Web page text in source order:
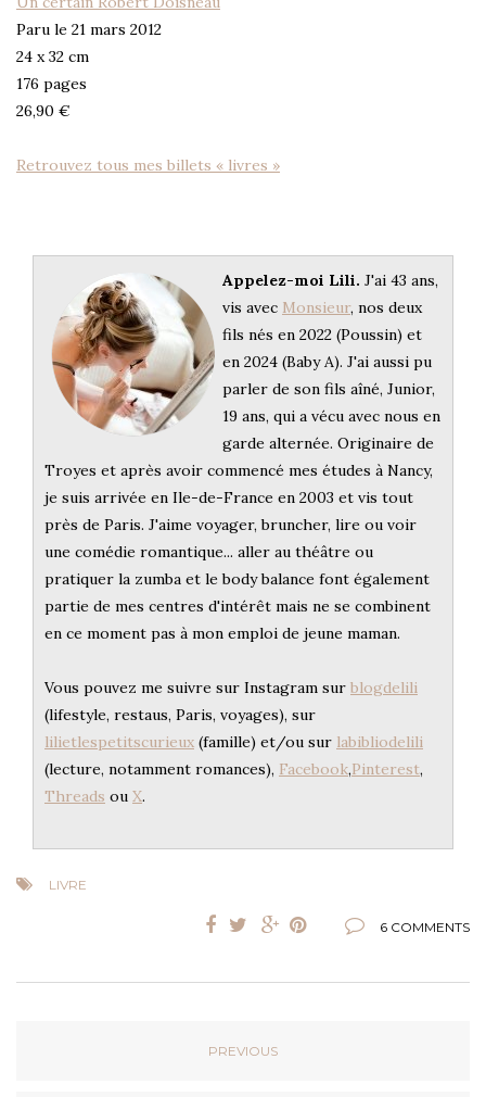
Paru le 21 mars 2012
24 x 32 cm
176 pages
26,90 €
Retrouvez tous mes billets « livres »
Appelez-moi Lili. J'ai 43 ans,
vis avec Monsieur, nos deux
fils nés en 2022 (Poussin) et
en 2024 (Baby A). J'ai aussi pu
parler de son fils aîné, Junior,
19 ans, qui a vécu avec nous en
garde alternée. Originaire de
Troyes et après avoir commencé mes études à Nancy,
je suis arrivée en Ile-de-France en 2003 et vis tout
près de Paris. J'aime voyager, bruncher, lire ou voir
une comédie romantique... aller au théâtre ou
pratiquer la zumba et le body balance font également
partie de mes centres d'intérêt mais ne se combinent
en ce moment pas à mon emploi de jeune maman.
Vous pouvez me suivre sur Instagram sur blogdelili
(lifestyle, restaus, Paris, voyages), sur
lilietlespetitscurieux (famille) et/ou sur labibliodelili
(lecture, notamment romances), Facebook,Pinterest,
Threads ou X.
LIVRE
6 COMMENTS
PREVIOUS